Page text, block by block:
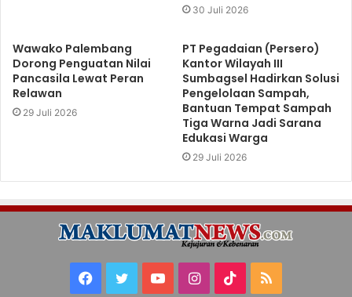
30 Juli 2026
Wawako Palembang
Dorong Penguatan Nilai
Pancasila Lewat Peran
Relawan
29 Juli 2026
PT Pegadaian (Persero)
Kantor Wilayah III
Sumbagsel Hadirkan Solusi
Pengelolaan Sampah,
Bantuan Tempat Sampah
Tiga Warna Jadi Sarana
Edukasi Warga
29 Juli 2026
Facebook
TwitterYouTubeInstagram
TikTokRSS